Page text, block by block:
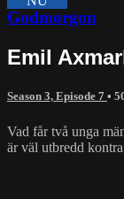
Godmorgon
Emil
Season 3, Episode 7 •
Vad får två unga
är väl utbredd